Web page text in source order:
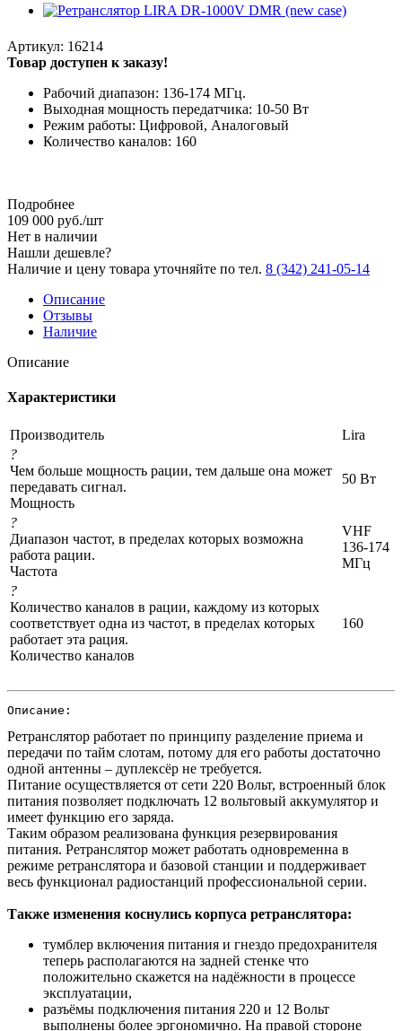
Артикул: 16214
Товар доступен к заказу!
Рабочий диапазон: 136-174 МГц.
Выходная мощность передатчика: 10-50 Вт
Режим работы: Цифровой, Аналоговый
Количество каналов: 160
Подробнее
109 000 руб./шт
Нет в наличии
Нашли дешевле?
Наличие и цену товара уточняйте по тел. 8 (342) 241-05-14
Описание
Отзывы
Наличие
Описание
Характеристики
Производитель
Lira
?
Чем больше мощность рации, тем дальше она может
передавать сигнал.
Мощность
50 Вт
?
Диапазон частот, в пределах которых возможна
работа рации.
Частота
VHF
136-174
МГц
?
Количество каналов в рации, каждому из которых
соответствует одна из частот, в пределах которых
работает эта рация.
Количество каналов
160
Описание:
Ретранслятор работает по принципу разделение приема и
передачи по тайм слотам, потому для его работы достаточно
одной антенны – дуплексёр не требуется.
Питание осуществляется от сети 220 Вольт, встроенный блок
питания позволяет подключать 12 вольтовый аккумулятор и
имеет функцию его заряда.
Таким образом реализована функция резервирования
питания. Ретранслятор может работать одновременна в
режиме ретранслятора и базовой станции и поддерживает
весь функционал радиостанций профессиональной серии.
Также изменения коснулись корпуса ретранслятора:
тумблер включения питания и гнездо предохранителя
теперь располагаются на задней стенке что
положительно скажется на надёжности в процессе
эксплуатации,
разъёмы подключения питания 220 и 12 Вольт
выполнены более эргономично. На правой стороне